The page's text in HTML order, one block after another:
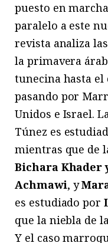
puesto en
paralelo a este
revista analiza
la primavera
tunecina hasta el
pasando por
Unidos e Israel.
Túnez es
mientras que de
Bichara Khader
Achmawi, y
es estudiado por
que la niebla de
Y el caso